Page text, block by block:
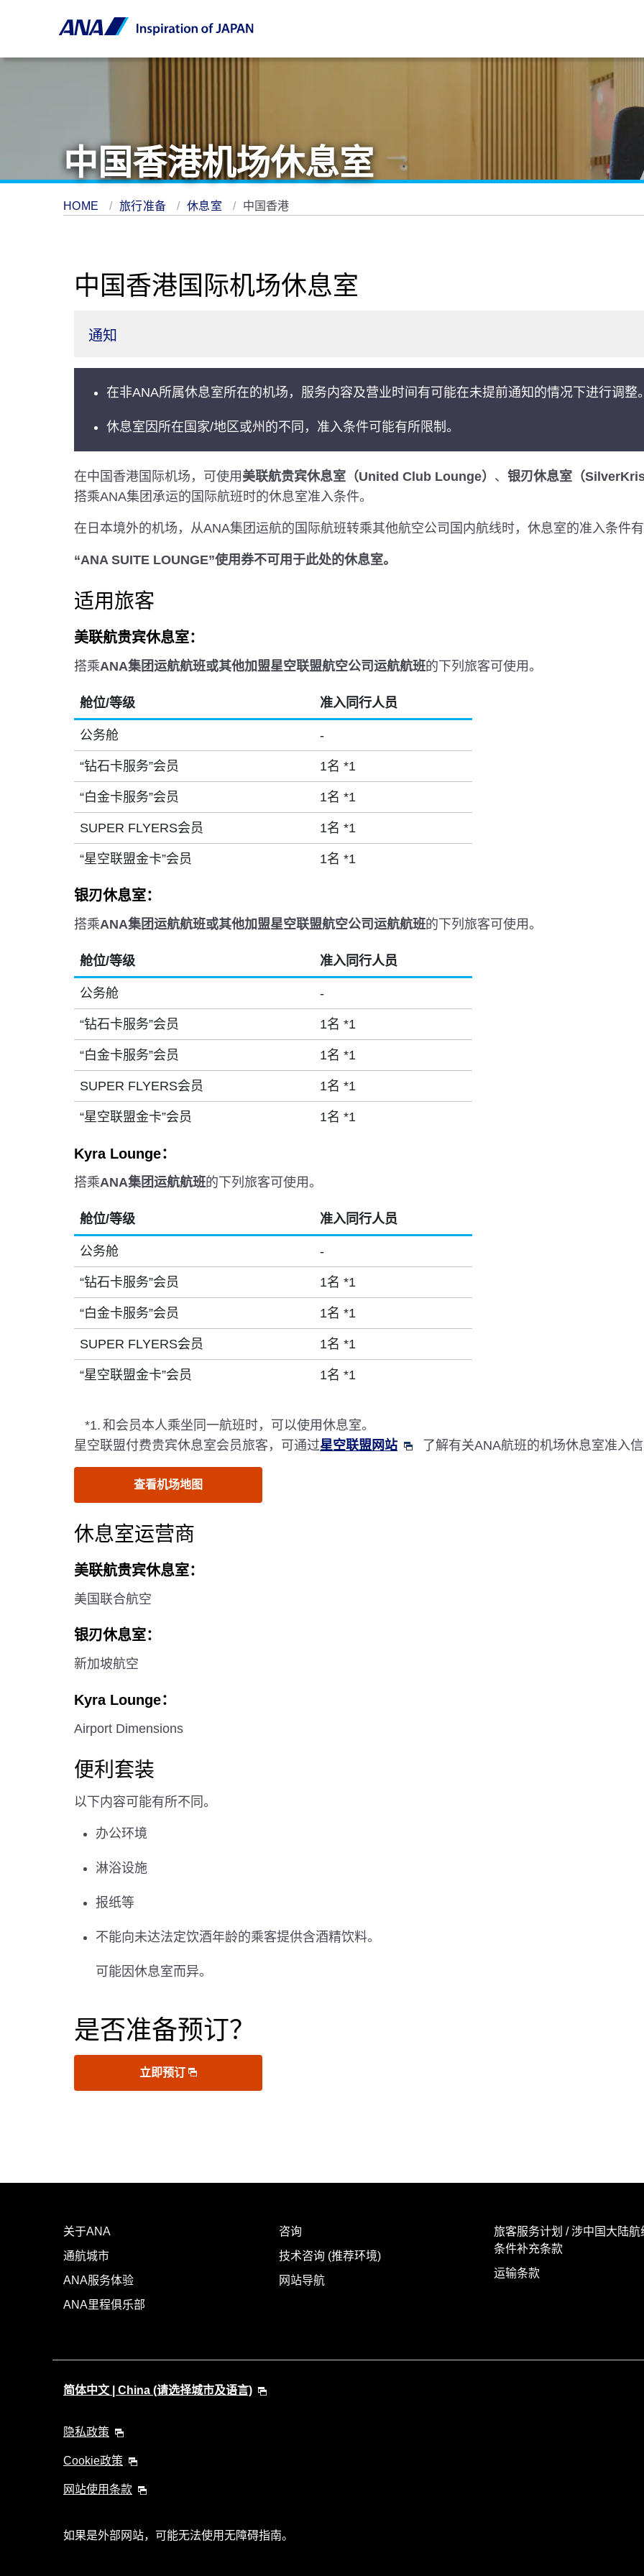
中国香港机场休息室
HOME 旅行准备 休息室 中国香港
中国香港国际机场休息室
通知
在非ANA所属休息室所在的机场，服务内容及营业时间有可能在未提前通知的情况下进行调整
休息室因所在国家/地区或州的不同，准入条件可能有所限制。
在中国香港国际机场，可使用美联航贵宾休息室（United Club Lounge） 、 银刃休息室（
搭乘ANA集团承运的国际航班时的休息室准入条件。
在日本境外的机场，从ANA集团运航的国际航班转乘其他航空公司国内航线时，休息室的准入条件
“ANA SUITE LOUNGE”使用券不可用于此处的休息室。
适用旅客
美联航贵宾休息室：
搭乘ANA集团运航航班或其他加盟星空联盟航空公司运航航班的下列旅客可使用。
舱位/等级 准入同行人员
公务舱 -
“钻石卡服务”会员 1名 *1
“白金卡服务”会员 1名 *1
SUPER FLYERS会员 1名 *1
“星空联盟金卡”会员 1名 *1
银刃休息室：
搭乘ANA集团运航航班或其他加盟星空联盟航空公司运航航班的下列旅客可使用。
舱位/等级 准入同行人员
公务舱 -
“钻石卡服务”会员 1名 *1
“白金卡服务”会员 1名 *1
SUPER FLYERS会员 1名 *1
“星空联盟金卡”会员 1名 *1
Kyra Lounge：
搭乘ANA集团运航航班的下列旅客可使用。
舱位/等级 准入同行人员
公务舱 -
“钻石卡服务”会员 1名 *1
“白金卡服务”会员 1名 *1
SUPER FLYERS会员 1名 *1
“星空联盟金卡”会员 1名 *1
*1. 和会员本人乘坐同一航班时，可以使用休息室。
星空联盟付费贵宾休息室会员旅客，可通过星空联盟网站 了解有关ANA航班的机场休息室准入
查看机场地图
休息室运营商
美联航贵宾休息室：
美国联合航空
银刃休息室：
新加坡航空
Kyra Lounge：
Airport Dimensions
便利套装
以下内容可能有所不同。
办公环境
淋浴设施
报纸等
不能向未达法定饮酒年龄的乘客提供含酒精饮料。
可能因休息室而异。
是否准备预订？
立即预订
关于ANA
通航城市
ANA服务体验
ANA里程俱乐部
咨询
技术咨询 (推荐环境)
网站导航
旅客服务计划 / 涉中国大陆航
条件补充条款
运输条款
简体中文 | China (请选择城市及语言)
隐私政策
Cookie政策
网站使用条款
如果是外部网站，可能无法使用无障碍指南。